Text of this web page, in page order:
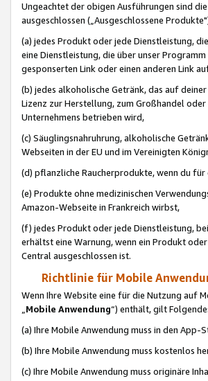
Ungeachtet der obigen Ausführungen sind
ausgeschlossen („Ausgeschlossene
(a) jedes Produkt oder jede Dienstleistung,
eine Dienstleistung, die über unser
gesponserten Link oder einen anderen Link
(b) jedes alkoholische Getränk, das auf
Lizenz zur Herstellung, zum Großhandel
Unternehmens betrieben wird,
(c) Säuglingsnahruhrung, alkoholische
Webseiten in der EU und im Vereinigten
(d) pflanzliche Raucherprodukte, wenn du
(e) Produkte ohne medizinischen
Amazon-Webseite in Frankreich wirbst,
(f) jedes Produkt oder jede Dienstleistung,
erhältst eine Warnung, wenn ein Produkt
Central ausgeschlossen ist.
Richtlinie für Mobile
Wenn Ihre Website eine für die Nutzung auf
„Mobile Anwendung“) enthält, gilt
(a) Ihre Mobile Anwendung muss in den
(b) Ihre Mobile Anwendung muss kostenlos
(c) Ihre Mobile Anwendung muss originäre